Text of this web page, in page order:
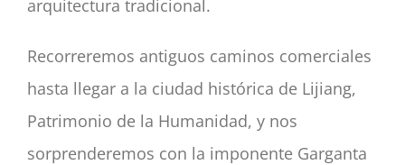
arquitectura tradicional.
Recorreremos antiguos caminos comerciales
hasta llegar a la ciudad histórica de Lijiang,
Patrimonio de la Humanidad, y nos
sorprenderemos con la imponente Garganta